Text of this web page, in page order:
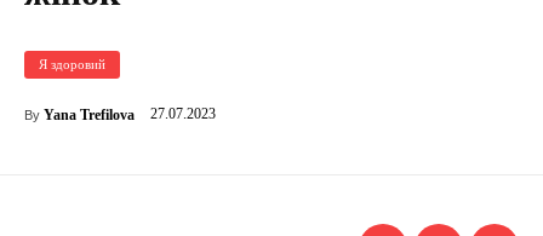
Я здоровий
By Yana Trefilova 27.07.2023